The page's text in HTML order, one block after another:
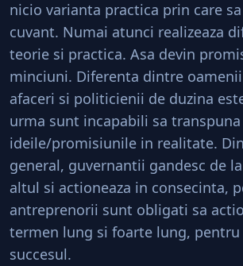
nicio varianta practica prin care
cuvant. Numai atunci realizeaza
teorie si practica. Asa devin
minciuni. Diferenta dintre
afaceri si politicienii de duzina
urma sunt incapabili sa transpuna
ideile/promisiunile in realitate.
general, guvernantii gandesc de
altul si actioneaza in consecinta,
antreprenorii sunt obligati sa
termen lung si foarte lung, pentru
succesul.